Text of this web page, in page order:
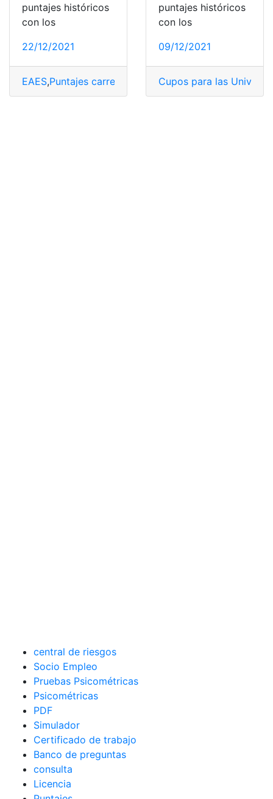
puntajes históricos
con los
22/12/2021
EAES,Puntajes carreras puntajes referenciales,Ser
puntajes históricos
con los
09/12/2021
Cupos para las
central de riesgos
Socio Empleo
Pruebas Psicométricas
Psicométricas
PDF
Simulador
Certificado de trabajo
Banco de preguntas
consulta
Licencia